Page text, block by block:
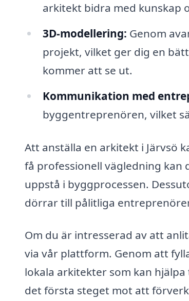
arkitekt bidra med kunskap
3D-modellering: Genom
projekt, vilket ger dig en
kommer att se ut.
Kommunikation med
byggentreprenören, vilket
Att anställa en arkitekt i Järvsö
få professionell vägledning kan
uppstå i byggprocessen.
dörrar till pålitliga
Om du är intresserad av att
via vår plattform. Genom att
lokala arkitekter som kan
det första steget mot att